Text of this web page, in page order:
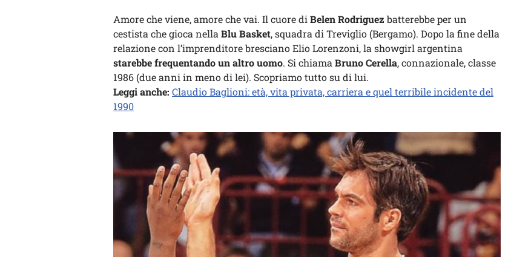
Amore che viene, amore che vai. Il cuore di Belen Rodriguez batterebbe per un
cestista che gioca nella Blu Basket, squadra di Treviglio (Bergamo). Dopo la fine della
relazione con l’imprenditore bresciano Elio Lorenzoni, la showgirl argentina
starebbe frequentando un altro uomo. Si chiama Bruno Cerella, connazionale, classe
1986 (due anni in meno di lei). Scopriamo tutto su di lui.
Leggi anche: Claudio Baglioni: età, vita privata, carriera e quel terribile incidente del
1990